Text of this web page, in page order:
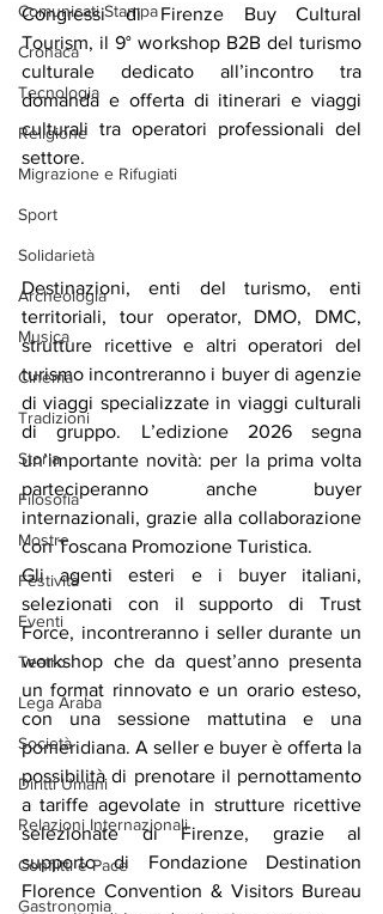
Comunicati Stampa
Cronaca
Tecnologia
Religione
Migrazione e Rifugiati
Sport
Solidarietà
Archeologia
Musica
Cinema
Tradizioni
Storia
Filosofia
Mostre
Festività
Eventi
Teatro
Lega Araba
Società
Diritti Umani
Relazioni Internazionali
Conflitti e Pace
Gastronomia
Congressi di Firenze Buy Cultural
Tourism, il 9° workshop B2B del turismo
culturale dedicato all’incontro tra
domanda e offerta di itinerari e viaggi
culturali tra operatori professionali del
settore.
Destinazioni, enti del turismo, enti
territoriali, tour operator, DMO, DMC,
strutture ricettive e altri operatori del
turismo incontreranno i buyer di agenzie
di viaggi specializzate in viaggi culturali
di gruppo. L’edizione 2026 segna
un’importante novità: per la prima volta
parteciperanno anche buyer
internazionali, grazie alla collaborazione
con Toscana Promozione Turistica.
Gli agenti esteri e i buyer italiani,
selezionati con il supporto di Trust
Force, incontreranno i seller durante un
workshop che da quest’anno presenta
un format rinnovato e un orario esteso,
con una sessione mattutina e una
pomeridiana. A seller e buyer è offerta la
possibilità di prenotare il pernottamento
a tariffe agevolate in strutture ricettive
selezionate di Firenze, grazie al
supporto di Fondazione Destination
Florence Convention & Visitors Bureau